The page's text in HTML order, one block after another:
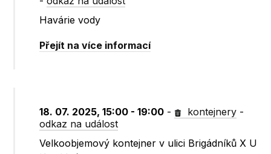
Havárie vody
Přejít na více informací
18. 07. 2025, 15:00 - 19:00 - kontejnery -
odkaz na událost
Velkoobjemový kontejner v ulici Brigádníků X U